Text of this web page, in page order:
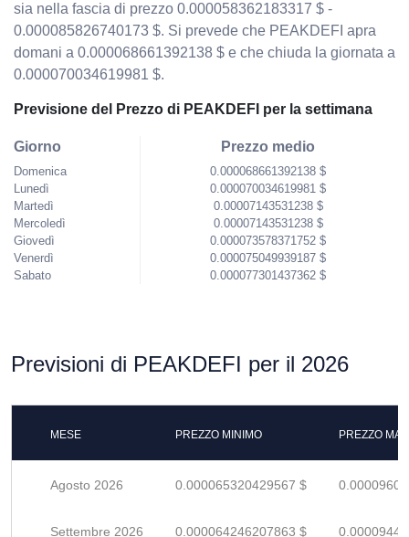
sia nella fascia di prezzo 0.000058362183317 $ -
0.000085826740173 $. Si prevede che PEAKDEFI apra
domani a 0.000068661392138 $ e che chiuda la giornata a
0.000070034619981 $.
Previsione del Prezzo di PEAKDEFI per la settimana
Giorno
Domenica
Lunedì
Martedì
Mercoledì
Giovedì
Venerdì
Sabato
Prezzo medio
0.000068661392138 $
0.000070034619981 $
0.00007143531238 $
0.00007143531238 $
0.000073578371752 $
0.000075049939187 $
0.000077301437362 $
Previsioni di PEAKDEFI per il 2026
MESE PREZZO MINIMO PREZZO
Agosto 2026 0.000065320429567 $
Settembre 2026 0.000064246207863 $